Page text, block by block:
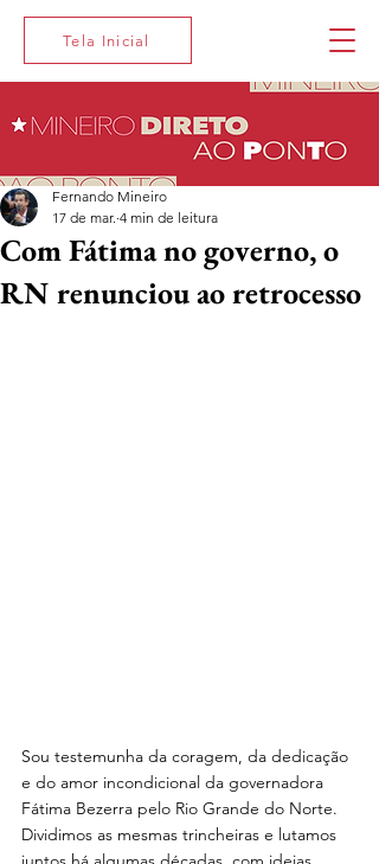
Tela Inicial
Com Fátima no governo, o
RN renunciou ao retrocesso
Fernando Mineiro
17 de mar. 4 min de leitura
Sou testemunha da coragem, da dedicação
e do amor incondicional da governadora
Fátima Bezerra pelo Rio Grande do Norte.
Dividimos as mesmas trincheiras e lutamos